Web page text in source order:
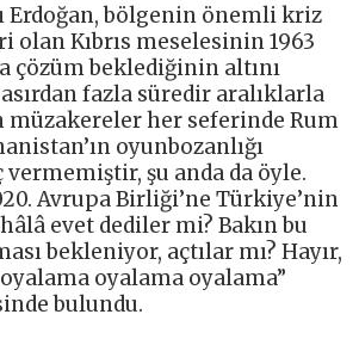
Erdoğan, bölgenin önemli kriz
olan Kıbrıs meselesinin 1963
çözüm beklediğinin altını
fazla süredir aralıklarla
her seferinde Rum
oyunbozanlığı
vermemiştir, şu anda da öyle.
Avrupa Birliği’ne Türkiye’nin
evet dediler mi? Bakın bu
bekleniyor, açtılar mı? Hayır,
oyalama oyalama”
bulundu.